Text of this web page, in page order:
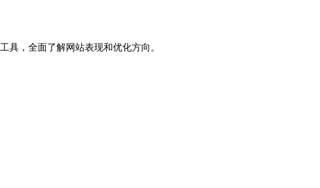
具，全面了解网站表现和优化方向。